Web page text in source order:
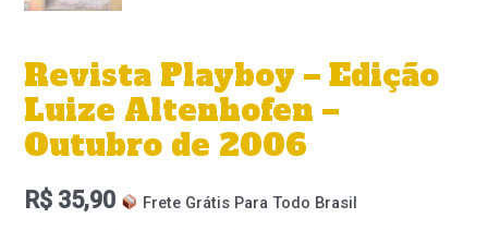
Revista Playboy – Edição
Luize Altenhofen –
Outubro de 2006
R$ 35,90
Frete Grátis Para Todo Brasil